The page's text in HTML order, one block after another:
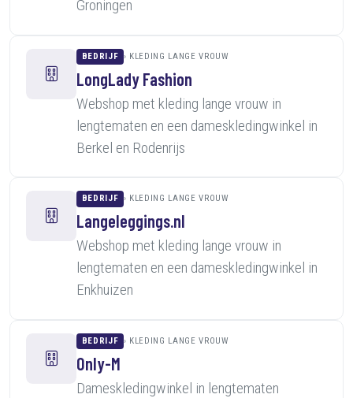
Groningen
BEDRIJF KLEDING LANGE VROUW
LongLady Fashion
Webshop met kleding lange vrouw in
lengtematen en een dameskledingwinkel in
Berkel en Rodenrijs
BEDRIJF KLEDING LANGE VROUW
Langeleggings.nl
Webshop met kleding lange vrouw in
lengtematen en een dameskledingwinkel in
Enkhuizen
BEDRIJF KLEDING LANGE VROUW
Only-M
Dameskledingwinkel in lengtematen